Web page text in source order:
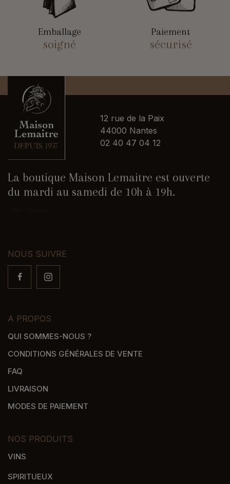
Emballage
soigné
Paiement
sécurisé
12 rue de la Paix
44000 Nantes
02 40 47 04 12
La boutique Maison Lemaitre est ouverte
du mardi au samedi de 10h à 19h.
NOUS SUIVRE
A PROPOS
QUI SOMMES-NOUS ?
CONDITIONS GÉNÉRALES DE VENTE
FAQ
LIVRAISON
MODES DE PAIEMENT
NOS PRODUITS
VINS
SPIRITUEUX